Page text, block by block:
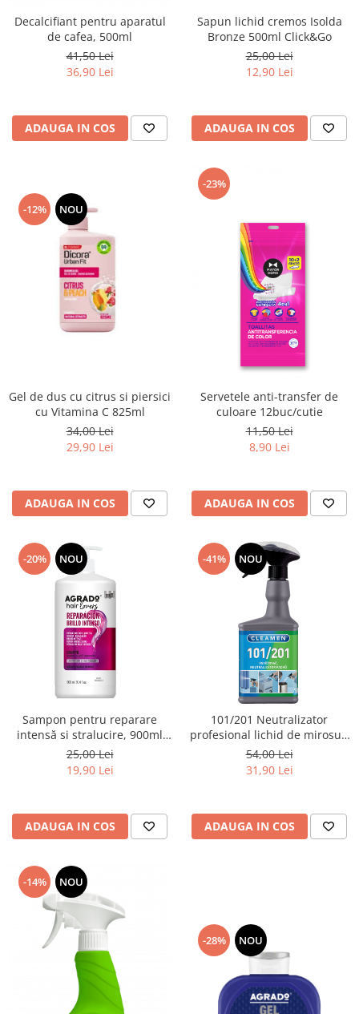
Decalcifiant pentru aparatul
de cafea, 500ml
41,50 Lei
36,90 Lei
ADAUGA IN COS
Sapun lichid cremos Isolda
Bronze 500ml Click&Go
25,00 Lei
12,90 Lei
ADAUGA IN COS
-12% NOU
Gel de dus cu citrus si piersici
cu Vitamina C 825ml
34,00 Lei
29,90 Lei
ADAUGA IN COS
-23%
Servetele anti-transfer de
culoare 12buc/cutie
11,50 Lei
8,90 Lei
ADAUGA IN COS
-20% NOU
Sampon pentru reparare
intensă si stralucire, 900ml
(cu pompită)
25,00 Lei
19,90 Lei
ADAUGA IN COS
-41% NOU
101/201 Neutralizator
profesional lichid de mirosuri
si odorizant interior, 550ml
54,00 Lei
31,90 Lei
ADAUGA IN COS
-14% NOU
-28% NOU